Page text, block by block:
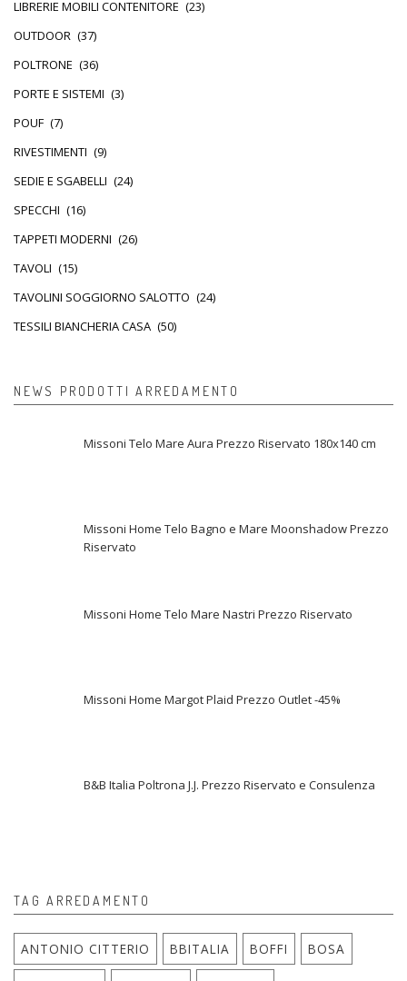
LIBRERIE MOBILI CONTENITORE (23)
OUTDOOR (37)
POLTRONE (36)
PORTE E SISTEMI (3)
POUF (7)
RIVESTIMENTI (9)
SEDIE E SGABELLI (24)
SPECCHI (16)
TAPPETI MODERNI (26)
TAVOLI (15)
TAVOLINI SOGGIORNO SALOTTO (24)
TESSILI BIANCHERIA CASA (50)
NEWS PRODOTTI ARREDAMENTO
Missoni Telo Mare Aura Prezzo Riservato 180x140 cm
Missoni Home Telo Bagno e Mare Moonshadow Prezzo
Riservato
Missoni Home Telo Mare Nastri Prezzo Riservato
Missoni Home Margot Plaid Prezzo Outlet -45%
B&B Italia Poltrona J.J. Prezzo Riservato e Consulenza
TAG ARREDAMENTO
ANTONIO CITTERIO BBITALIA BOFFI BOSA